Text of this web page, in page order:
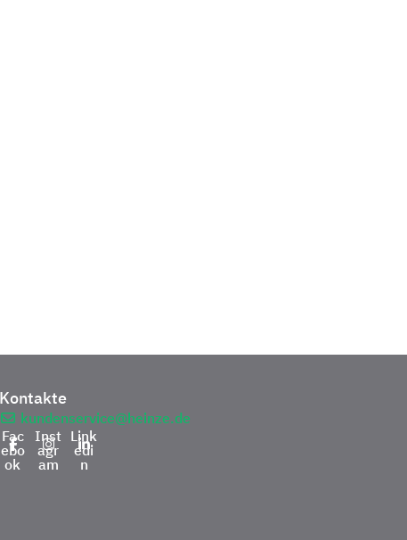
Kontakte
kundenservice@heinze.de
Fac
ebo
ok
Inst
agr
am
Link
edi
n